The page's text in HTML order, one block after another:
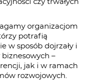
czy trwałych
organizacjom
potrafią
w sposób dojrzały i
–
jak i w ramach
rozwojowych.